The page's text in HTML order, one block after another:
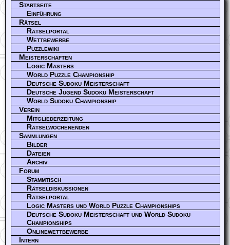
Startseite
Einführung
Rätsel
Rätselportal
Wettbewerbe
Puzzlewiki
Meisterschaften
Logic Masters
World Puzzle Championship
Deutsche Sudoku Meisterschaft
Deutsche Jugend Sudoku Meisterschaft
World Sudoku Championship
Verein
Mitgliederzeitung
Rätselwochenenden
Sammlungen
Bilder
Dateien
Archiv
Forum
Stammtisch
Rätseldiskussionen
Rätselportal
Logic Masters und World Puzzle Championships
Deutsche Sudoku Meisterschaft und World Sudoku
Championships
Onlinewettbewerbe
Intern